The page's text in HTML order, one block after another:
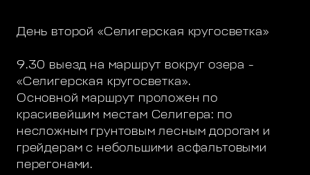
День второй «Селигерская кругосветка»
9.30 выезд на маршрут вокруг озера -
«Селигерская кругосветка».
Основной маршрут проложен по
красивейшим местам Селигера: по
несложным грунтовым лесным дорогам и
грейдерам с небольшими асфальтовыми
перегонами.